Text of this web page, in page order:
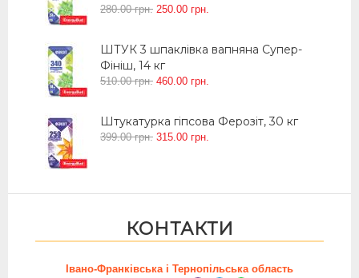
280.00грн. 250.00 грн.
ШТУК 3 шпаклівка вапняна Супер-
Фініш, 14 кг
510.00грн. 460.00 грн.
Штукатурка гіпсова Ферозіт, 30 кг
399.00грн. 315.00 грн.
КОНТАКТИ
Івано-Франківська і Тернопільська область